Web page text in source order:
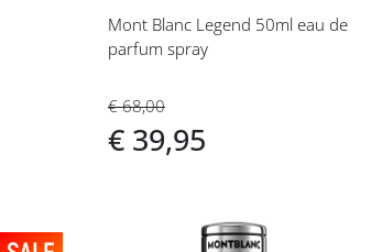
Mont Blanc Legend 50ml eau de
parfum spray
€ 68,00
€ 39,95